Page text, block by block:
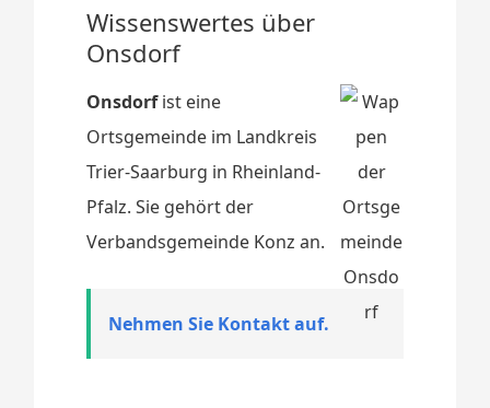
Wissenswertes über
Onsdorf
Onsdorfist eine
Ortsgemeinde im Landkreis
Trier-Saarburg in Rheinland-
Pfalz. Sie gehört der
Verbandsgemeinde Konz an.
Nehmen Sie Kontakt auf.